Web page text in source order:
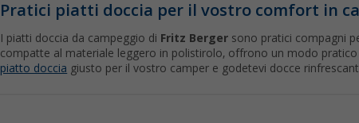
Pratici piatti doccia per il vostro comfort in
I piatti doccia da campeggio di Fritz Berger sono pratici compagni
compatte al materiale leggero in polistirolo, offrono un modo pratico
piatto doccia giusto per il vostro camper e godetevi docce